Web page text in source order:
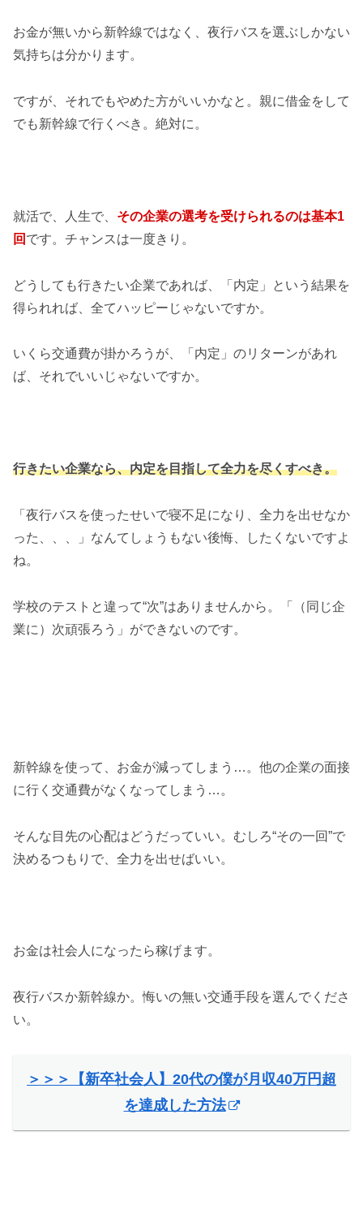
お金が無いから新幹線ではなく、夜行バスを選ぶしかない
気持ちは分かります。
ですが、それでもやめた方がいいかなと。親に借金をして
でも新幹線で行くべき。絶対に。
就活で、人生で、 その企業の選考を受けられるのは基本1
回 です。チャンスは一度きり。
どうしても行きたい企業であれば、「内定」という結果を
得られれば、全てハッピーじゃないですか。
いくら交通費が掛かろうが、「内定」のリターンがあれ
ば、それでいいじゃないですか。
行きたい企業なら、内定を目指して全力を尽くすべき。
「夜行バスを使ったせいで寝不足になり、全力を出せなか
った、、、」なんてしょうもない後悔、したくないですよ
ね。
学校のテストと違って“次”はありませんから。「（同じ企
業に）次頑張ろう」ができないのです。
新幹線を使って、お金が減ってしまう…。他の企業の面接
に行く交通費がなくなってしまう…。
そんな目先の心配はどうだっていい。むしろ“その一回”で
決めるつもりで、全力を出せばいい。
お金は社会人になったら稼げます。
夜行バスか新幹線か。悔いの無い交通手段を選んでくださ
い。
＞＞＞【新卒社会人】20代の僕が月収40万円超
を達成した方法